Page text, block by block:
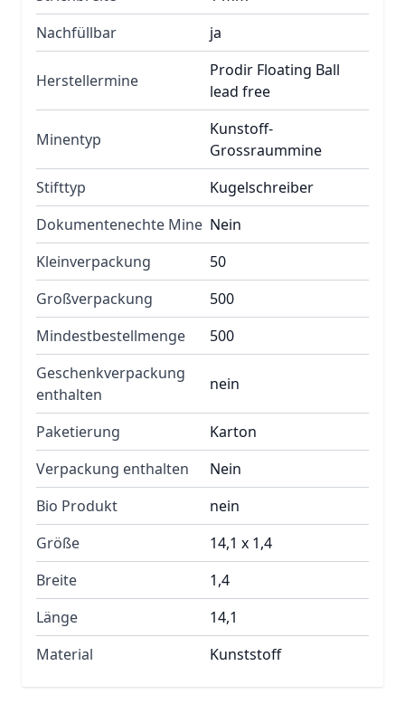
Nachfüllbar
ja
Herstellermine
Prodir Floating Ball
lead free
Minentyp
Kunstoff-
Grossraummine
Stifttyp
Kugelschreiber
Dokumentenechte Mine Nein
Kleinverpackung
50
Großverpackung
500
Mindestbestellmenge
500
Geschenkverpackung
enthalten
nein
Paketierung
Karton
Verpackung enthalten
Nein
Bio Produkt
nein
Größe
14,1 x 1,4
Breite
1,4
Länge
14,1
Material
Kunststoff